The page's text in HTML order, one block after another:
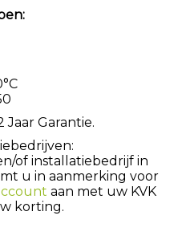
Garantie.
of installatiebedrijf in
u in aanmerking voor
aan met uw KVK
korting.